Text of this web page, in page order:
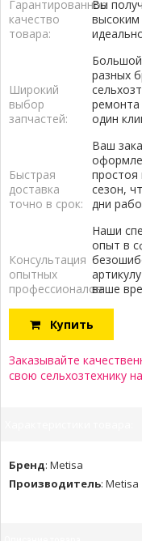
Гарантированное
качество
товара:
Вы
Широкий
выбор
запчастей:
Большой
разных
один
Быстрая
доставка
точно в срок:
Ваш
простоя
сезон,
дни
Консультация
опытных
профессионалов:
Наши
опыт в
ваше
Купить
Заказывайте
свою сельхозтехнику
Бренд: Metisa
Производитель: Metisa